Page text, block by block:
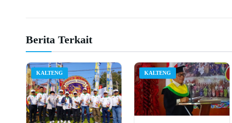
Berita Terkait
KALTENG KALTENG